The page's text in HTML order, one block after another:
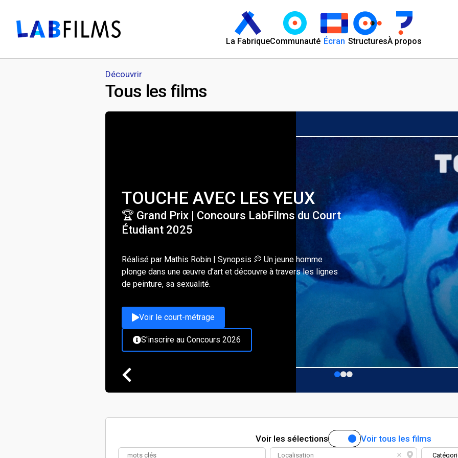
La FabriqueCommunauté Écran StructuresÀ propos
Découvrir
Tous les films
TOUCHE AVEC LES YEUX
🏆 Grand Prix | Concours LabFilms du Court
Étudiant 2025
Réalisé par Mathis Robin | Synopsis 💭 Un jeune homme
plonge dans une œuvre d’art et découvre à travers les lignes
de peinture, sa sexualité.
Voir le court-métrage
S'inscrire au Concours 2026
Voir les sélections Voir tous les films
Localisation